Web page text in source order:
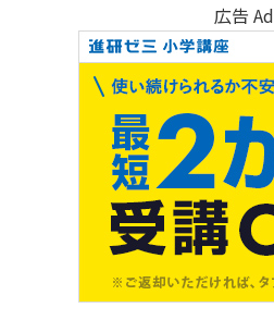
広告 Ad